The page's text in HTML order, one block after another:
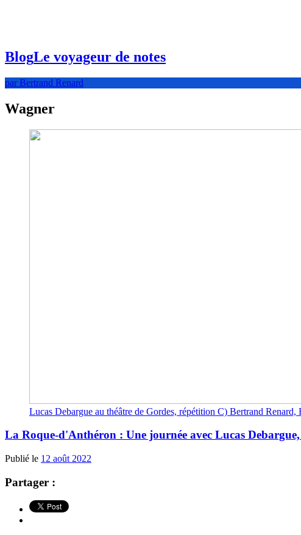
BlogLe voyageur de notes
par Bertrand Renard
Wagner
Lucas Debargue au théâtre de Gordes, répétition C) Bertrand
La Roque-d'Anthéron : Une journée avec Lucas
Publié le 12 août 2022
Partager :